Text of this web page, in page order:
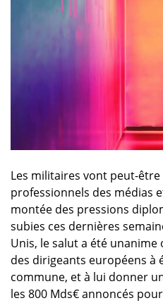
Les militaires vont peut-
professionnels des médias
montée des pressions
subies ces dernières
Unis, le salut a été
des dirigeants européens à
commune, et à lui donner
les 800 Mds€ annoncés